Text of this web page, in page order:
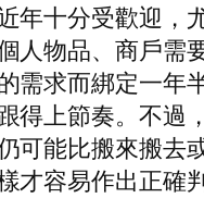
年十分受歡迎，
人物品、商戶需
需求而綁定一年
得上節奏。不過
可能比搬來搬去
才容易作出正確判